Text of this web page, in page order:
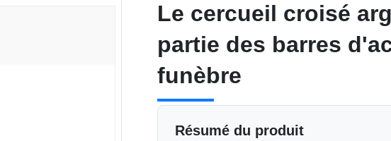
Le cercueil croisé
partie des barres
funèbre
Résumé du produit